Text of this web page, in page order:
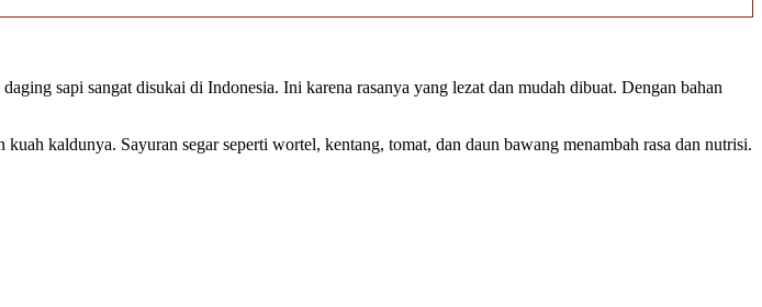
sapi sangat disukai di Indonesia. Ini karena rasanya yang lezat dan mudah dibuat. Dengan bahan
kaldunya. Sayuran segar seperti wortel, kentang, tomat, dan daun bawang menambah rasa dan nutrisi.